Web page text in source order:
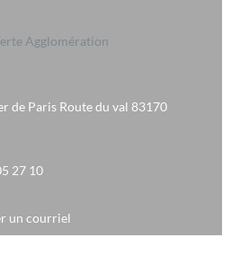
Agglomération
de Paris Route du val 83170
27 10
un courriel